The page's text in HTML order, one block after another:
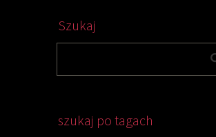
Szukaj
szukaj po tagach